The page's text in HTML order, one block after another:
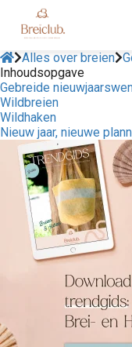
Alles over breien
Inhoudsopgave
Gebreide
Wildbreien
Wildhaken
Nieuw jaar, nieuwe